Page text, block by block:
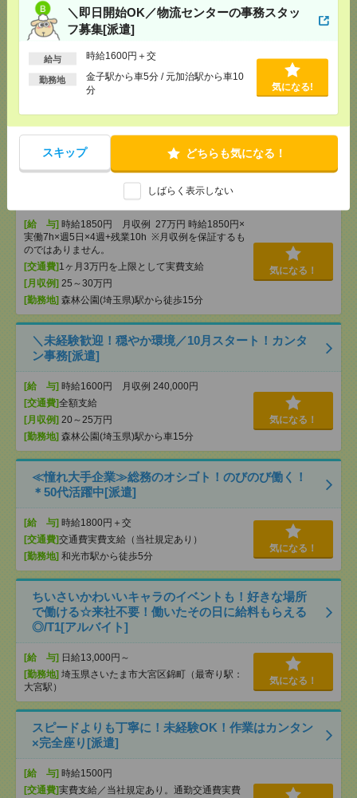
＼即日開始OK／物流センターの事務スタッ
フ募集[派遣]
給与 時給1600円＋交
勤務地
金子駅から車5分 / 元加治駅から車10
分
気になる!
スキップ どちらも気になる！
しばらく表示しない
[勤務地]
金子駅から車5分/元加治駅から車10分
気になる！
町田駅近5分！彡住宅事業を支える事務のお仕事！
@1650＊50代活躍中[派遣]
町田駅から徒歩5分
気になる！
林公園で一般事務[派遣]
[給 与] 時給1850円 月収例 27万円 時給1850円×
実働7h×週5日×4週+残業10h ※月収例を保証するも
のではありません。
[交通費] 1ヶ月3万円を上限として実費支給
[月収例] 25～30万円
[勤務地] 森林公園(埼玉県)駅から徒歩15分
気になる！
＼未経験歓迎！穏やか環境／10月スタート！カンタ
ン事務[派遣]
[給 与] 時給1600円 月収例 240,000円
[交通費]全額支給
[月収例] 20～25万円
[勤務地] 森林公園(埼玉県)駅から車15分
気になる！
≪憧れ大手企業≫総務のオシゴト！のびのび働く！
＊50代活躍中[派遣]
[給 与] 時給1800円＋交
[交通費]交通費実費支給（当社規定あり）
[勤務地] 和光市駅から徒歩5分
気になる！
ちいさいかわいいキャラのイベントも！好きな場所
で働ける☆来社不要！働いたその日に給料もらえる
◎/T1[アルバイト]
[給 与] 日給13,000円～
[勤務地] 埼玉県さいたま市大宮区錦町（最寄り駅：
大宮駅）
気になる！
スピードよりも丁寧に！未経験OK！作業はカンタン
×完全座り[派遣]
[給 与] 時給1500円
[交通費]実費支給／当社規定あり。通勤交通費実費